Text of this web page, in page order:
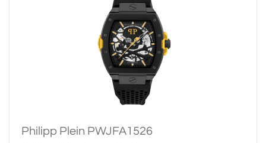
Philipp Plein PWJFA1526